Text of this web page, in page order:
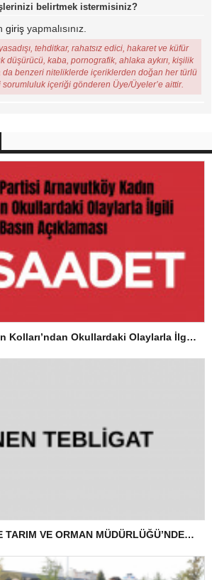
belirtmek istermisiniz?
giriş yapmalısınız.
tehditkar, rahatsız edici, hakaret ve küfür
düşürücü, kaba, pornografik, ahlaka aykırı, kişilik
da benzeri niteliklerde içeriklerden doğan her türlü
içeriği gönderen Üye/Üyeler’e aittir.
Saadet Partisi Kadın Kolları’ndan Okullardaki Olaylarla İlgili Basın Açıklaması
ARNAVUTKÖY İLÇE TARIM VE ORMAN MÜDÜRLÜĞÜ’NDEN İLANEN TEBLİGAT